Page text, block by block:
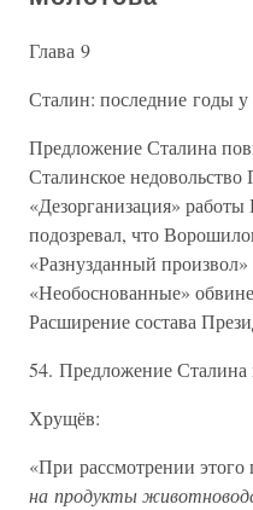
Глава 9
Сталин: последние годы у
Предложение Сталина
Сталинское
«Дезорганизация»
подозревал, что
«Разнузданный
«Необоснованные»
Расширение состава
54. Предложение Сталина
Хрущёв:
«При рассмотрении этого
на продукты